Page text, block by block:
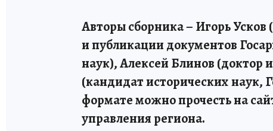
Авторы сборника – Игорь Усков
и публикации документов
наук), Алексей Блинов (доктор
(кандидат исторических наук,
формате можно прочесть на
управления региона.